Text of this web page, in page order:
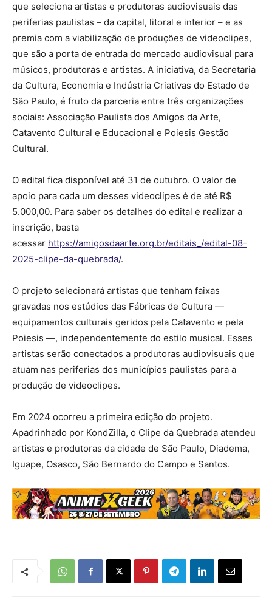
que seleciona artistas e produtoras audiovisuais das
periferias paulistas – da capital, litoral e interior – e as
premia com a viabilização de produções de videoclipes,
que são a porta de entrada do mercado audiovisual para
músicos, produtoras e artistas. A iniciativa, da Secretaria
da Cultura, Economia e Indústria Criativas do Estado de
São Paulo, é fruto da parceria entre três organizações
sociais: Associação Paulista dos Amigos da Arte,
Catavento Cultural e Educacional e Poiesis Gestão
Cultural.
O edital fica disponível até 31 de outubro. O valor de
apoio para cada um desses videoclipes é de até R$
5.000,00. Para saber os detalhes do edital e realizar a
inscrição, basta
acessar https://amigosdaarte.org.br/editais_/edital-08-
2025-clipe-da-quebrada/.
O projeto selecionará artistas que tenham faixas
gravadas nos estúdios das Fábricas de Cultura —
equipamentos culturais geridos pela Catavento e pela
Poiesis —, independentemente do estilo musical. Esses
artistas serão conectados a produtoras audiovisuais que
atuam nas periferias dos municípios paulistas para a
produção de videoclipes.
Em 2024 ocorreu a primeira edição do projeto.
Apadrinhado por KondZilla, o Clipe da Quebrada atendeu
artistas e produtoras da cidade de São Paulo, Diadema,
Iguape, Osasco, São Bernardo do Campo e Santos.